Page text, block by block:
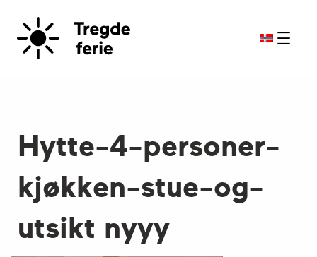
Hytte-4-personer-
kjøkken-stue-og-
utsikt nyyy